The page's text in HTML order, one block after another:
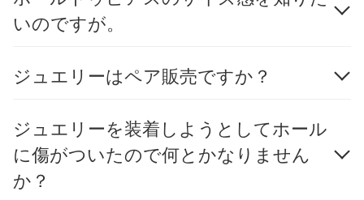
いのですが。
ジュエリーはペア販売ですか？
ジュエリーを装着しようとしてホール
に傷がついたので何とかなりません
か？